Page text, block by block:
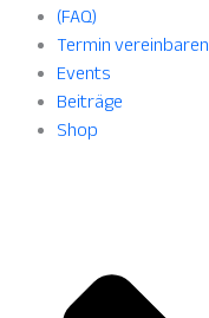
(FAQ)
Termin vereinbaren
Events
Beiträge
Shop